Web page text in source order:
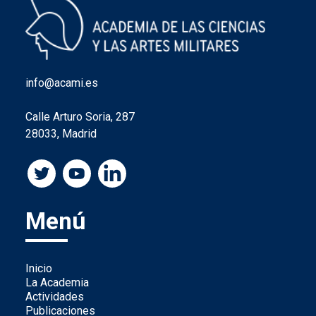
info@acami.es
Calle Arturo Soria, 287
28033, Madrid
Menú
Inicio
La Academia
Actividades
Publicaciones